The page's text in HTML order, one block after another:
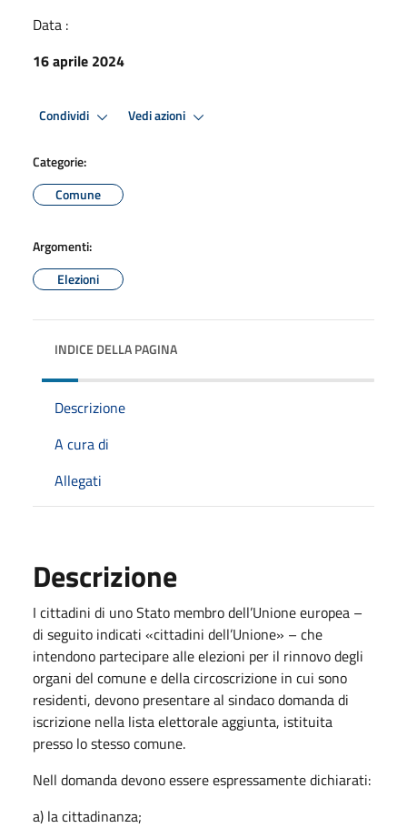
Data :
16 aprile 2024
Condividi Premi Invio per attivare. apre menu
Vedi azioni
Categorie:
Comune
Argomenti:
Elezioni
INDICE DELLA PAGINA
Descrizione
A cura di
Allegati
Descrizione
I cittadini di uno Stato membro dell’Unione europea –
di seguito indicati «cittadini dell’Unione» – che
intendono partecipare alle elezioni per il rinnovo degli
organi del comune e della circoscrizione in cui sono
residenti, devono presentare al sindaco domanda di
iscrizione nella lista elettorale aggiunta, istituita
presso lo stesso comune.
Nell domanda devono essere espressamente dichiarati:
a) la cittadinanza;